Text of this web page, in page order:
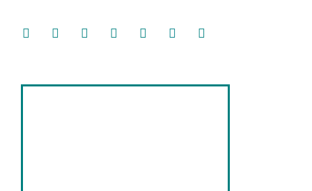
facebooksoundcloud
twitter mastodoninstagramthreads goodreads